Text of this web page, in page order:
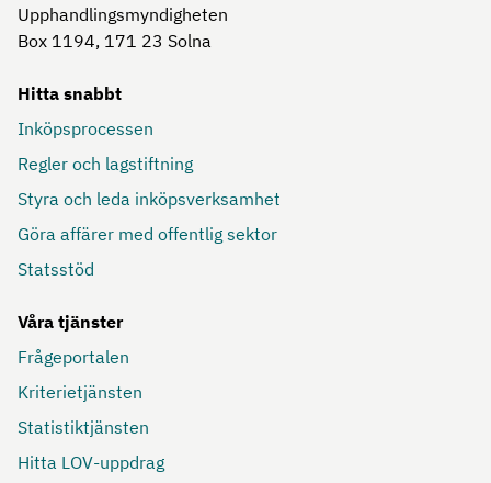
Upphandlingsmyndigheten
Box 1194, 171 23 Solna
Hitta snabbt
Inköpsprocessen
Regler och lagstiftning
Styra och leda inköpsverksamhet
Göra affärer med offentlig sektor
Statsstöd
Våra tjänster
Frågeportalen
Kriterietjänsten
Statistiktjänsten
Hitta LOV-uppdrag